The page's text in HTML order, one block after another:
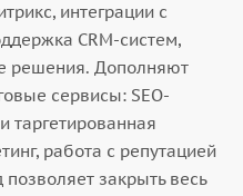
интеграции с
CRM-систем,
решения. Дополняют
сервисы: SEO-
таргетированная
работа с репутацией
закрыть весь